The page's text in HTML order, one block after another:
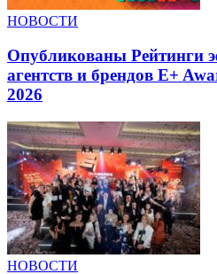
НОВОСТИ
Опубликованы Рейтинги
агентств и брендов E+
2026
НОВОСТИ